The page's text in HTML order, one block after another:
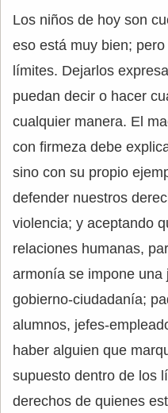
Los niños de hoy son
eso está muy bien;
límites. Dejarlos
puedan decir o hacer
cualquier manera. El
con firmeza debe
sino con su propio
defender nuestros
violencia; y aceptando
relaciones humanas,
armonía se impone
gobierno-ciudadanía;
alumnos, jefes-
haber alguien que
supuesto dentro de los
derechos de quienes